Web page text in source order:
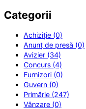
Categorii
Achiziție (0)
Anunț de presă (0)
Avizier (34)
Concurs (4)
Furnizori (0)
Guvern (0)
Primărie (247)
Vânzare (0)